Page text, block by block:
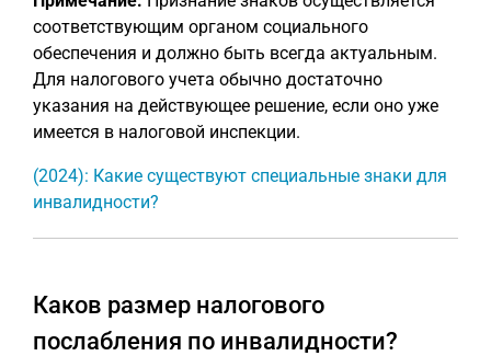
соответствующим органом социального
обеспечения и должно быть всегда актуальным.
Для налогового учета обычно достаточно
указания на действующее решение, если оно уже
имеется в налоговой инспекции.
(2024): Какие существуют специальные знаки для
инвалидности?
Каков размер налогового
послабления по инвалидности?